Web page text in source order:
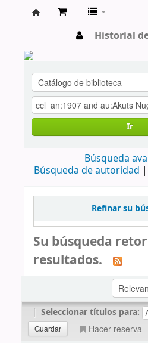
Historial
Ir
Búsqueda
Búsqueda de autoridad
Refinar su
Su búsqueda
resultados.
| Seleccionar títulos para:
Hacer reserva